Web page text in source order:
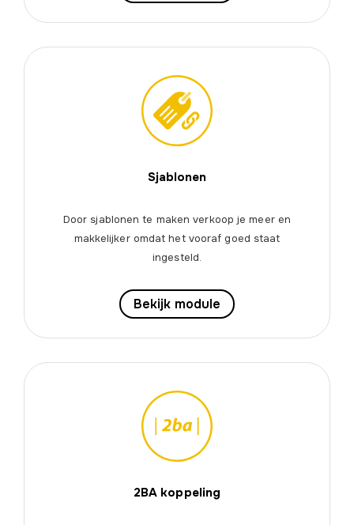
Sjablonen
Door sjablonen te maken verkoop je meer en
makkelijker omdat het vooraf goed staat
ingesteld.
Bekijk module
2BA koppeling